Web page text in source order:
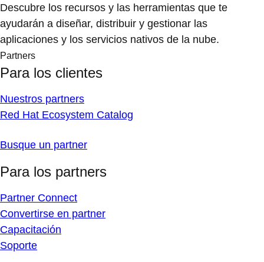
Descubre los recursos y las herramientas que te
ayudarán a diseñar, distribuir y gestionar las
aplicaciones y los servicios nativos de la nube.
Partners
Para los clientes
Nuestros partners
Red Hat Ecosystem Catalog
Busque un partner
Para los partners
Partner Connect
Convertirse en partner
Capacitación
Soporte